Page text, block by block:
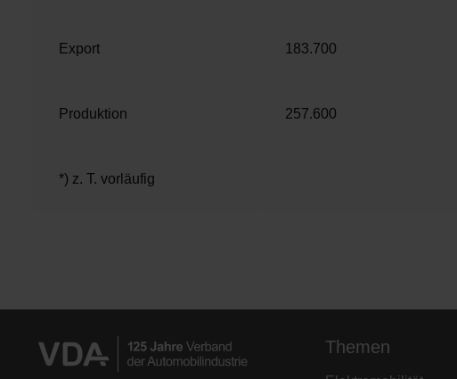
Export 183.700
Produktion 257.600
*) z. T. vorläufig
Themen